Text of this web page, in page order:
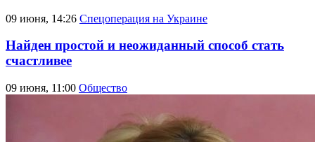
09 июня, 14:26 Спецоперация на Украине
Найден простой и неожиданный способ стать
счастливее
09 июня, 11:00 Общество